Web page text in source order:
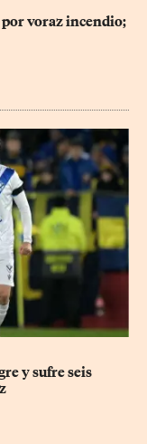
por voraz incendio;
y sufre seis